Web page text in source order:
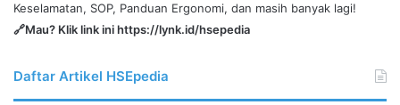
Keselamatan, SOP, Panduan Ergonomi, dan masih banyak lagi!
🔗Mau? Klik link inihttps://lynk.id/hsepedia
Daftar Artikel HSEpedia